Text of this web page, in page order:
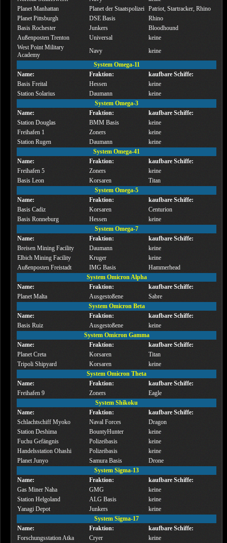
Planet Manhattan
Planet der Staatspolizei Patriot, Startracker, Rhino
Planet Pittsburgh
DSE Basis
Rhino
Basis Rochester
Junkers
Bloodhound
Außenposten Trenton
Universal
keine
West Point Military
Academy
Navy
keine
System Omega-11
Name:
Fraktion:
kaufbare Schiffe:
Basis Freital
Hessen
keine
Station Solarius
Daumann
keine
System Omega-3
Name:
Fraktion:
kaufbare Schiffe:
Station Douglas
BMM Basis
keine
Freihafen 1
Zoners
keine
Station Rugen
Daumann
keine
System Omega-41
Name:
Fraktion:
kaufbare Schiffe:
Freihafen 5
Zoners
keine
Basis Leon
Korsaren
Titan
System Omega-5
Name:
Fraktion:
kaufbare Schiffe:
Basis Cadiz
Korsaren
Centurion
Basis Ronneburg
Hessen
keine
System Omega-7
Name:
Fraktion:
kaufbare Schiffe:
Breisen Mining Facility
Daumann
keine
Elbich Mining Facility
Kruger
keine
Außenposten Freistadt
IMG Basis
Hammerhead
System Omicron Alpha
Name:
Fraktion:
kaufbare Schiffe:
Planet Malta
Ausgestoßene
Sabre
System Omicron Beta
Name:
Fraktion:
kaufbare Schiffe:
Basis Ruiz
Ausgestoßene
keine
System Omicron Gamma
Name:
Fraktion:
kaufbare Schiffe:
Planet Creta
Korsaren
Titan
Tripoli Shipyard
Korsaren
keine
System Omicron Theta
Name:
Fraktion:
kaufbare Schiffe:
Freihafen 9
Zoners
Eagle
System Shikoku
Name:
Fraktion:
kaufbare Schiffe:
Schlachtschiff Myoko
Naval Forces
Dragon
Station Deshima
BountyHunter
keine
Fuchu Gefängnis
Polizeibasis
keine
Handelsstation Ohashi
Polizeibasis
keine
Planet Junyo
Samura Basis
Drone
System Sigma-13
Name:
Fraktion:
kaufbare Schiffe:
Gas Miner Naha
GMG
keine
Station Helgoland
ALG Basis
keine
Yanagi Depot
Junkers
keine
System Sigma-17
Name:
Fraktion:
kaufbare Schiffe:
Forschungsstation Atka
Cryer
keine